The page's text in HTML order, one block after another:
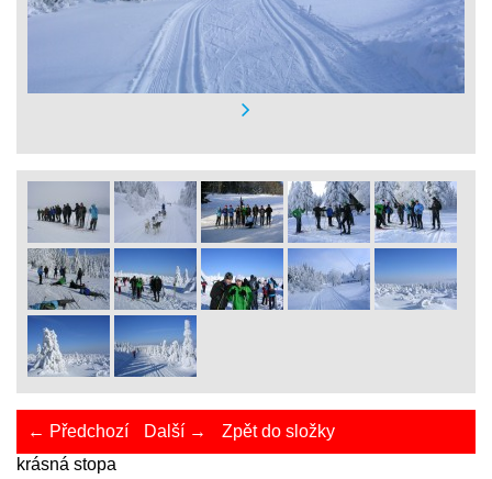
← Předchozí Další →
Zpět do složky
krásná stopa